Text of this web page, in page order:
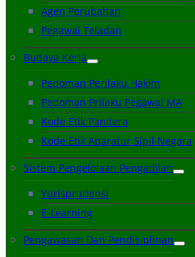
Agen Perubahan
Pegawai Teladan
Budaya Kerja
Pedoman Perilaku Hakim
Pedoman Prilaku Pegawai MA
Kode Etik Panitera
Kode Etik Aparatur Sipil Negara
Sistem Pengelolaan Pengadilan
Yurisprudensi
E-Learning
Pengawasan Dan Pendisiplinan